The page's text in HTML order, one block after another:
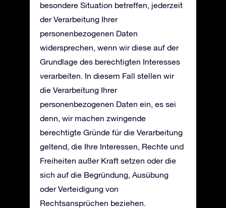
besondere Situation betreffen, jederzeit
der Verarbeitung Ihrer
personenbezogenen Daten
widersprechen, wenn wir diese auf der
Grundlage des berechtigten Interesses
verarbeiten. In diesem Fall stellen wir
die Verarbeitung Ihrer
personenbezogenen Daten ein, es sei
denn, wir machen zwingende
berechtigte Gründe für die Verarbeitung
geltend, die Ihre Interessen, Rechte und
Freiheiten außer Kraft setzen oder die
sich auf die Begründung, Ausübung
oder Verteidigung von
Rechtsansprüchen beziehen.